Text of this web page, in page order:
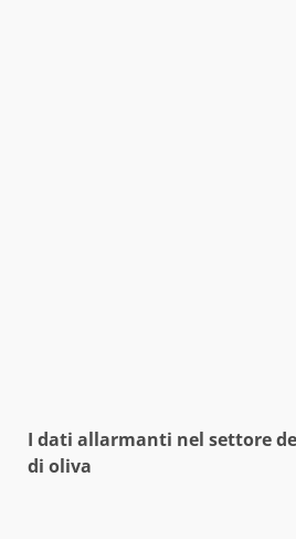
I dati allarmanti nel settore
di oliva